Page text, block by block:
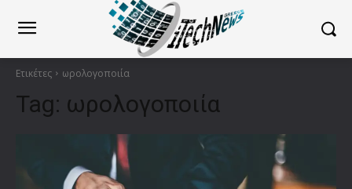
Ετικέτες ωρολογοποιία
Tag: ωρολογοποιία